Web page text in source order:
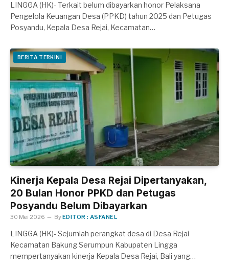
LINGGA (HK)- Terkait belum dibayarkan honor Pelaksana
Pengelola Keuangan Desa (PPKD) tahun 2025 dan Petugas
Posyandu, Kepala Desa Rejai, Kecamatan…
BERITA TERKINI
Kinerja Kepala Desa Rejai Dipertanyakan,
20 Bulan Honor PPKD dan Petugas
Posyandu Belum Dibayarkan
30 Mei 2026 ByEDITOR : ASFANEL
LINGGA (HK)- Sejumlah perangkat desa di Desa Rejai
Kecamatan Bakung Serumpun Kabupaten Lingga
mempertanyakan kinerja Kepala Desa Rejai, Bali yang…